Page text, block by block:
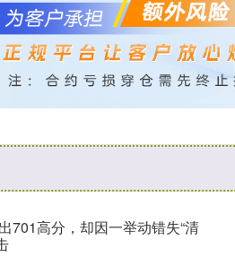
701高分，却因一举动错失“清